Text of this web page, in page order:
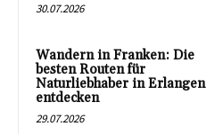
30.07.2026
Wandern in Franken: Die
besten Routen für
Naturliebhaber in Erlangen
entdecken
29.07.2026